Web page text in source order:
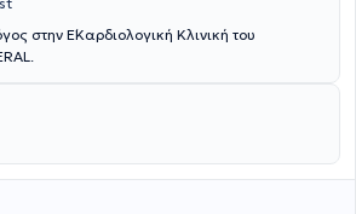
στην Ε΄Καρδιολογική Κλινική του